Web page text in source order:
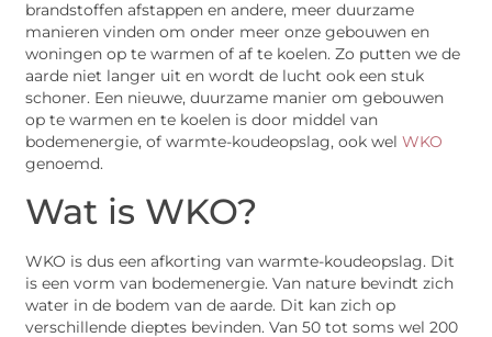
brandstoffen afstappen en andere, meer duurzame
manieren vinden om onder meer onze gebouwen en
woningen op te warmen of af te koelen. Zo putten we de
aarde niet langer uit en wordt de lucht ook een stuk
schoner. Een nieuwe, duurzame manier om gebouwen
op te warmen en te koelen is door middel van
bodemenergie, of warmte-koudeopslag, ook welWKO
genoemd.
Wat is WKO?
WKO is dus een afkorting van warmte-koudeopslag. Dit
is een vorm van bodemenergie. Van nature bevindt zich
water in de bodem van de aarde. Dit kan zich op
verschillende dieptes bevinden. Van 50 tot soms wel 200